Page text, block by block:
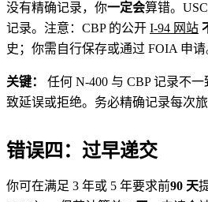
没有精确记录，你一定会算错。
记录。注意：CBP 的公开 I‑94 网站
史；你需自行保存或通过 FOIA 申请
关键： 任何 N‑400 与 CBP 记录不
致延误或拒绝。务必精确记录每次
错误四：过早递交
你可在满足 3 年或 5 年要求前90 天